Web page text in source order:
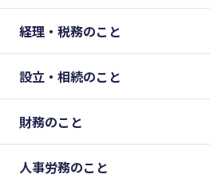
経理・税務のこと
設立・相続のこと
財務のこと
人事労務のこと